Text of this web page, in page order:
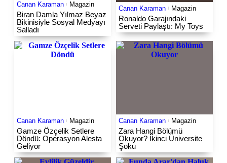
Canan Karaman Magazin
Biran Damla Yılmaz Beyaz
Bikinisiyle Sosyal Medyayı
Salladı
Canan Karaman Magazin
Ronaldo Garajındaki
Serveti Paylaştı: My Toys
Canan Karaman Magazin
Gamze Özçelik Setlere
Döndü: Operasyon Alesta
Geliyor
Canan Karaman Magazin
Zara Hangi Bölümü
Okuyor? İkinci Üniversite
Şoku